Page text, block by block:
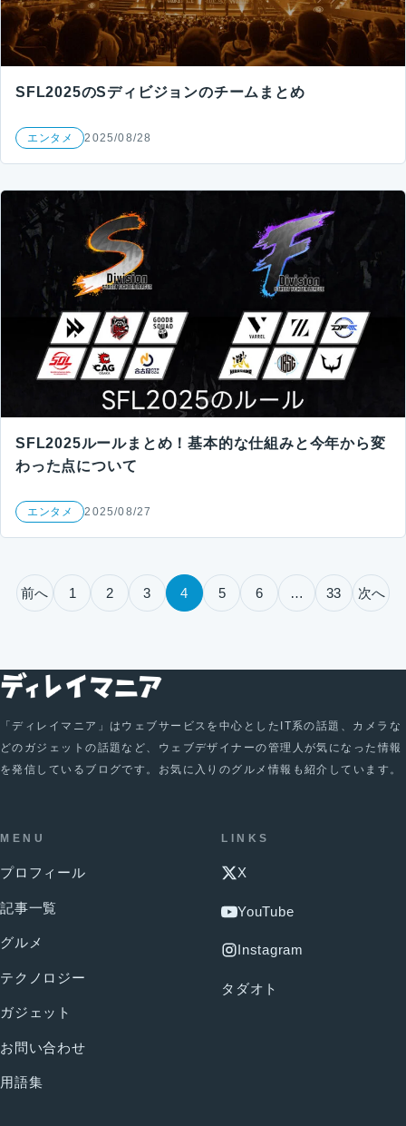
SFL2025のSディビジョンのチームまとめ
エンタメ 2025/08/28
SFL2025ルールまとめ！基本的な仕組みと今年から変
わった点について
エンタメ 2025/08/27
投稿のページ送り
前へ 1 2 3 4 5 6 … 33 次へ
「ディレイマニア」はウェブサービスを中心としたIT系の話題、カメラな
どのガジェットの話題など、ウェブデザイナーの管理人が気になった情報
を発信しているブログです。お気に入りのグルメ情報も紹介しています。
MENU
プロフィール
記事一覧
グルメ
テクノロジー
ガジェット
お問い合わせ
用語集
LINKS
X
YouTube
Instagram
タダオト